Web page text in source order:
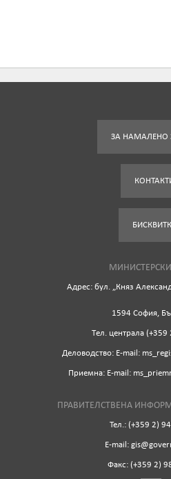
ЗА НАМАЛЕНО
Адрес: бул. „Княз
1594 София,
Tел. централа
Деловодство: Е-mail:
Приемна: Е-mail:
ПРАВИТЕЛСТВЕНА
Тел.: (+359 2)
Е-mail:
Факс: (+359 2)